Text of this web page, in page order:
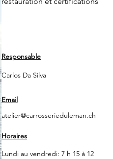
Responsable
Carlos Da Silva
Email
atelier@carrosserieduleman.ch
Horaires
Lundi au vendredi: 7 h 15 à 12